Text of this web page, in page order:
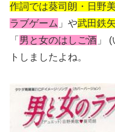
作詞では葵司朗・日野
ラブゲーム 」や武田鉄
「 男と女のはしご酒 」
トしましたよね。